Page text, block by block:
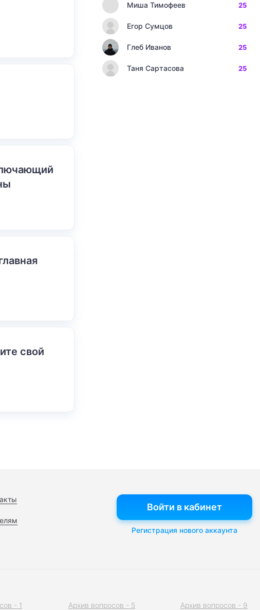
свой
Миша Тимофеев 25
Егор Сумцов 25
Глеб Иванов 25
Таня Сартасова 25
Войти в кабинет
Регистрация нового аккаунта
- 1 Архив вопросов - 5 Архив вопросов - 9